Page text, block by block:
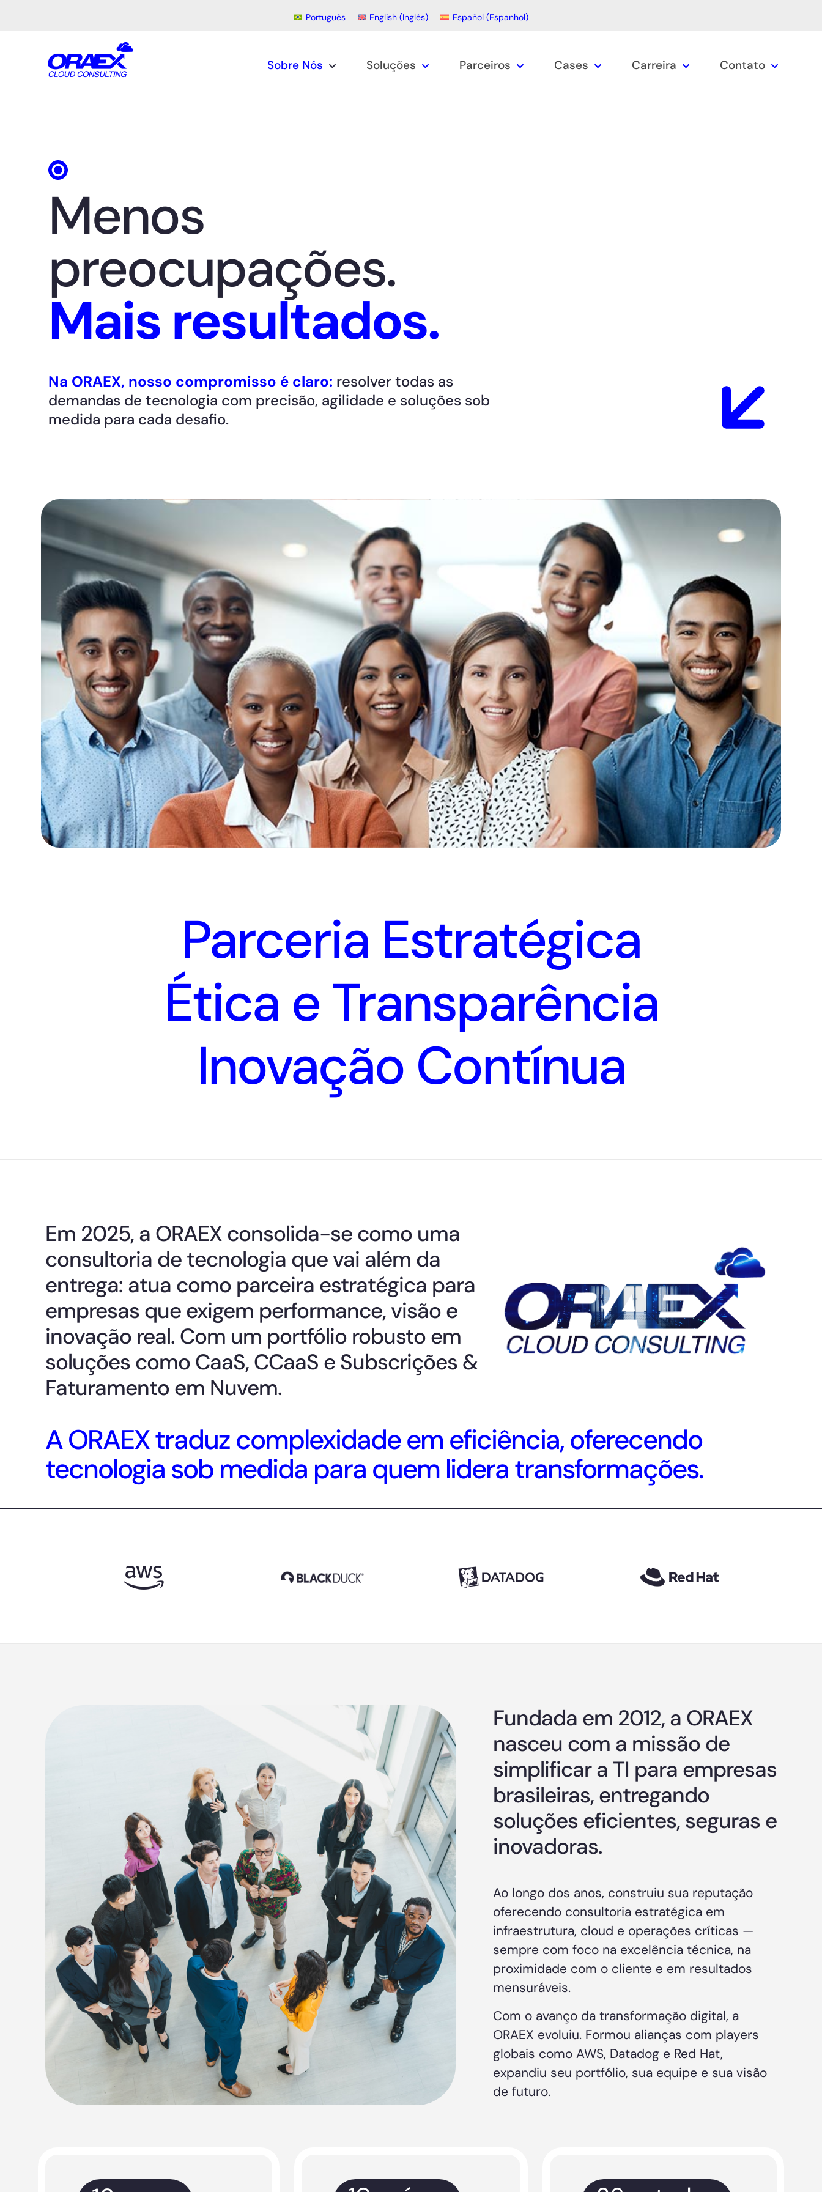
Português English (Inglês) Español(Espanhol)
Sobre Nós Soluções Parceiros Cases Carreira Contato
Menos
preocupações.
Mais resultados.
Na ORAEX, nosso compromisso é claro: resolver todas as
demandas de tecnologia com precisão, agilidade e soluções sob
medida para cada desafio.
Parceria Estratégica
Ética e Transparência
Inovação Contínua
Em 2025, a ORAEX consolida-se como uma
consultoria de tecnologia que vai além da
entrega: atua como parceira estratégica para
empresas que exigem performance, visão e
inovação real. Com um portfólio robusto em
soluções como CaaS, CCaaS e Subscrições &
Faturamento em Nuvem.
A ORAEX traduz complexidade em eficiência, oferecendo
tecnologia sob medida para quem lidera transformações.
Fundada em 2012, a ORAEX
nasceu com a missão de
simplificar a TI para empresas
brasileiras, entregando
soluções eficientes, seguras e
inovadoras.
Ao longo dos anos, construiu sua reputação
oferecendo consultoria estratégica em
infraestrutura, cloud e operações críticas —
sempre com foco na excelência técnica, na
proximidade com o cliente e em resultados
mensuráveis.
Com o avanço da transformação digital, a
ORAEX evoluiu. Formou alianças com players
globais como AWS, Datadog e Red Hat,
expandiu seu portfólio, sua equipe e sua visão
de futuro.